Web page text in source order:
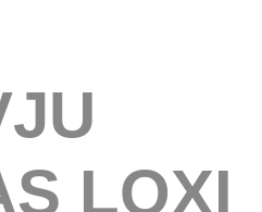
LOXI